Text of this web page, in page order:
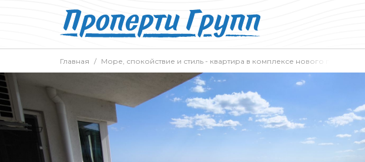
Главная Море, спокойствие и стиль - квартира в комплексе нового поколения